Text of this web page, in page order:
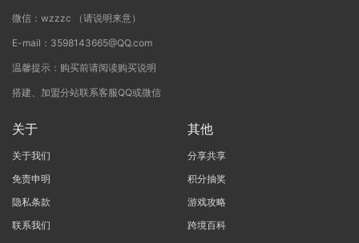
微信：wzzzc （请说明来意）
E-mail：3598143665@QQ.com
温馨提示：购买前请阅读购买说明
搭建、加盟分站联系客服QQ或微信
关于
关于我们
免责申明
隐私条款
联系我们
其他
分享共享
积分抽奖
游戏攻略
跨境百科